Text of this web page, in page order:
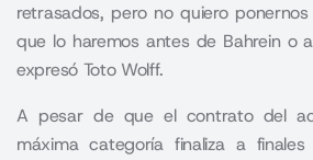
retrasados, pero no quiero
que lo haremos antes de Bahrein o
expresó Toto Wolff.
A pesar de que el contrato del
máxima categoría finaliza a